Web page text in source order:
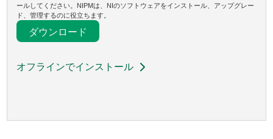
ールしてください。NIPMは、NIのソフトウェアをインストール、アップグレー
ド、管理するのに役立ちます。
ダウンロード
オフラインでインストール